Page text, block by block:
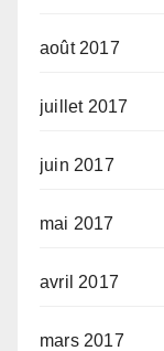
août 2017
juillet 2017
juin 2017
mai 2017
avril 2017
mars 2017